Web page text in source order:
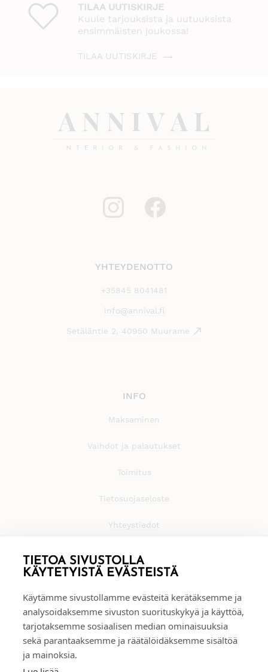
TIETOA SIVUSTOLLA
KÄYTETYISTÄ EVÄSTEISTÄ
Käytämme sivustollamme evästeitä kerätäksemme ja
analysoidaksemme sivuston suorituskykyä ja käyttöä,
tarjotaksemme sosiaalisen median ominaisuuksia
sekä parantaaksemme ja räätälöidäksemme sisältöä
ja mainoksia.
TILAA UUTISKIRJE
Kuule tarjouksista ja uutuuksista
ensimmäisten joukossa!
TILAA UUTISKIRJE
YHTEYDENOTTO
+35845 8041481
info@annival.fi
Setäläntie 2, 40950 Muurame
INFO
Maksaminen
Vaihdot ja palautukset
Toimitus
Tietosuojaseloste
Yhteystiedot